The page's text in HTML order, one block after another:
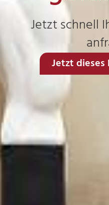
Jetzt schnell
Jetzt dieses